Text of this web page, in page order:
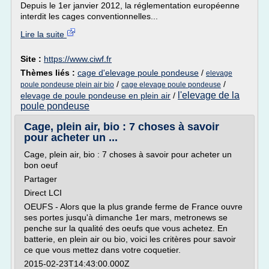
Depuis le 1er janvier 2012, la réglementation européenne
interdit les cages conventionnelles...
Lire la suite
Site : https://www.ciwf.fr
Thèmes liés : cage d'elevage poule pondeuse / elevage
poule pondeuse plein air bio / cage elevage poule pondeuse /
elevage de poule pondeuse en plein air / l'elevage de la
poule pondeuse
Cage, plein air, bio : 7 choses à savoir
pour acheter un ...
Cage, plein air, bio : 7 choses à savoir pour acheter un
bon oeuf
Partager
Direct LCI
OEUFS - Alors que la plus grande ferme de France ouvre
ses portes jusqu'à dimanche 1er mars, metronews se
penche sur la qualité des oeufs que vous achetez. En
batterie, en plein air ou bio, voici les critères pour savoir
ce que vous mettez dans votre coquetier.
2015-02-23T14:43:00.000Z